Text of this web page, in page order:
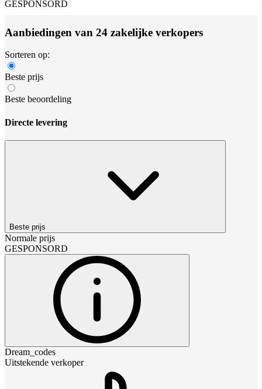
GESPONSORD
Aanbiedingen van 24 zakelijke verkopers
Sorteren op:
Beste prijs
Beste beoordeling
Directe levering
Beste prijs
Normale prijs
GESPONSORD
Dream_codes
Uitstekende verkoper